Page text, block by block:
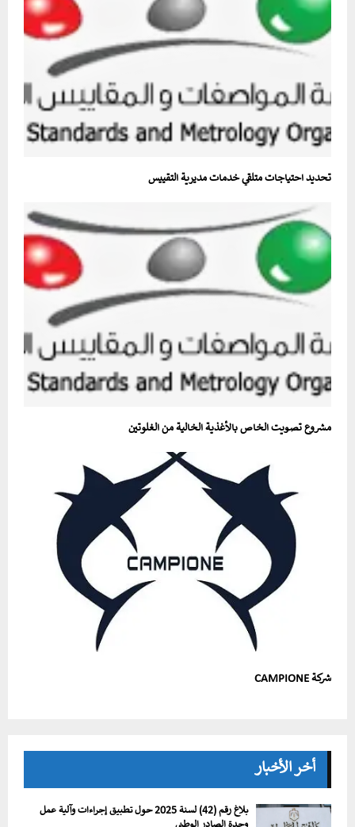
تحديد احتياجات متلقي خدمات مديرية التقييس
مشروع تصويت الخاص بالأغذية الخالية من الغلوتين
شركة CAMPIONE
أخر الأخبار
بلاغ رقم (42) لسنة 2025 حول تطبيق إجراءات وآلية عمل